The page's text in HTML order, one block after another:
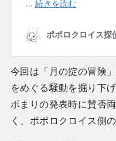
今回は「月の掟の冒険
をめぐる騒動を掘り下
ポまりの発表時に賛否
く、ポポロクロイス側